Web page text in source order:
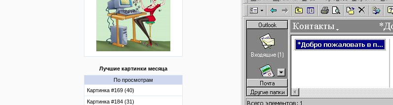
Лучшие картинки месяца
По просмотрам
Картинка #169 (40)
Картинка #184 (31)